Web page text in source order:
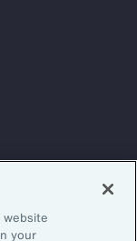
van experts.
website
your